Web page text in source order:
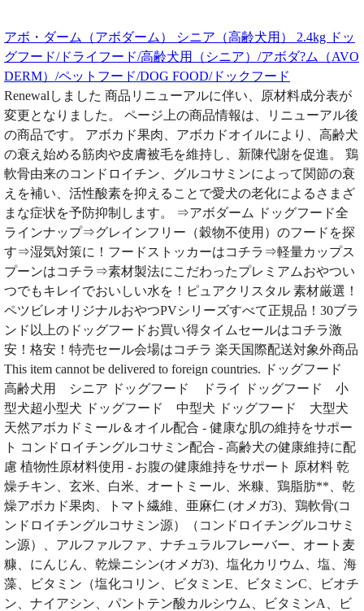
アボ・ダーム（アボダーム） シニア（高齢犬用） 2.4kg ドッ
グフード/ドライフード/高齢犬用（シニア）/アボダ?ム（AVO
DERM）/ペットフード/DOG FOOD/ドックフード
Renewalしました 商品リニューアルに伴い、原材料成分表が
変更となりました。 ページ上の商品情報は、リニューアル後
の商品です。 アボカド果肉、アボカドオイルにより、高齢犬
の衰え始める筋肉や皮膚被毛を維持し、新陳代謝を促進。 鶏
軟骨由来のコンドロイチン、グルコサミンによって関節の衰
えを補い、活性酸素を抑えることで愛犬の老化によるさまざ
まな症状を予防抑制します。 ⇒アボダーム ドッグフード全
ラインナップ⇒グレインフリー（穀物不使用）のフードを探
す⇒湿気対策に！フードストッカーはコチラ⇒軽量カップス
プーンはコチラ⇒素材製法にこだわったプレミアムおやつい
つでもキレイでおいしい水を！ピュアクリスタル 素材厳選！
ペツビレオリジナルおやつPVシリーズすべて正規品！30ブラ
ンド以上のドッグフードお買い得タイムセールはコチラ激
安！格安！特売セール会場はコチラ 楽天国際配送対象外商品
This item cannot be delivered to foreign countries. ドッグフード
高齢犬用 シニア ドッグフード ドライ ドッグフード 小
型犬超小型犬 ドッグフード 中型犬 ドッグフード 大型犬
天然アボカドミール＆オイル配合 - 健康な肌の維持をサポー
ト コンドロイチングルコサミン配合 - 高齢犬の健康維持に配
慮 植物性原材料使用 - お腹の健康維持をサポート 原材料 乾
燥チキン、玄米、白米、オートミール、米糠、鶏脂肪**、乾
燥アボカド果肉、トマト繊維、亜麻仁 (オメガ3)、鶏軟骨(コ
ンドロイチングルコサミン源）（コンドロイチングルコサミ
ン源）、アルファルファ、ナチュラルフレーバー、オート麦
糠、にんじん、乾燥ニシン(オメガ3)、塩化カリウム、塩、海
藻、ビタミン（塩化コリン、ビタミンE、ビタミンC、ビオチ
ン、ナイアシン、パントテン酸カルシウム、ビタミンA、ビ